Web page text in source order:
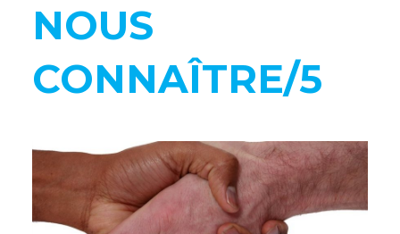
NOUS
CONNAÎTRE/5